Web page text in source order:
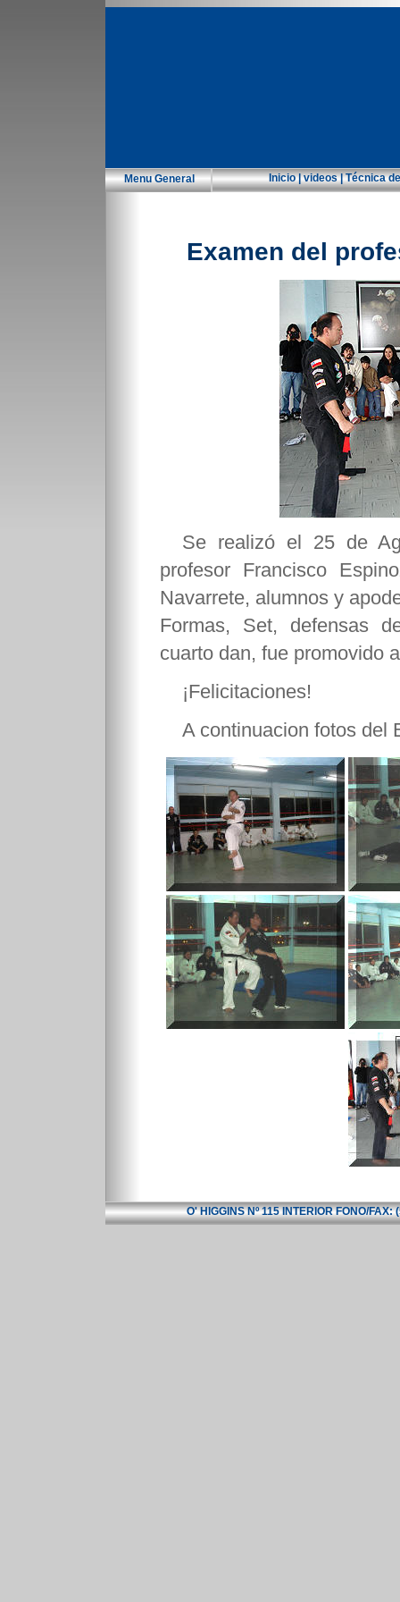
Menu General Inicio|videos|Técnica
Examen del
Se realizó el 25 de
profesor Francisco
Navarrete, alumnos y
Formas, Set, defensas
cuarto dan, fue promovido
¡Felicitaciones!
A continuacion fotos del
O' HIGGINS Nº 115 INTERIOR FONO/